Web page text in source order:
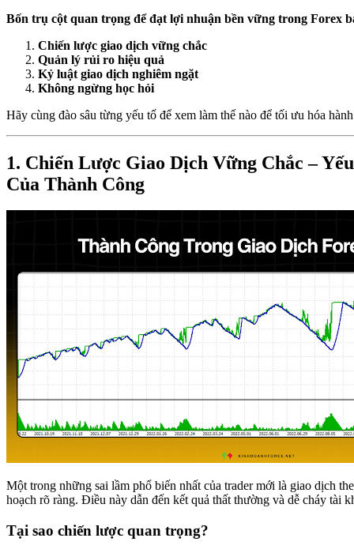
Bốn trụ cột quan trọng để đạt lợi nhuận bền vững trong Forex
Chiến lược giao dịch vững chắc
Quản lý rủi ro hiệu quả
Kỷ luật giao dịch nghiêm ngặt
Không ngừng học hỏi
Hãy cùng đào sâu từng yếu tố để xem làm thế nào để tối ưu hóa
1. Chiến Lược Giao Dịch Vững Chắc –
Của Thành Công
Một trong những sai lầm phổ biến nhất của trader mới là giao dịch
hoạch rõ ràng. Điều này dẫn đến kết quả thất thường và dễ cháy tài
Tại sao chiến lược quan trọng?